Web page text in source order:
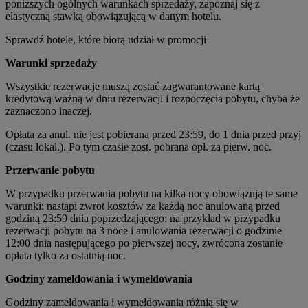
poniższych ogólnych warunkach sprzedaży, zapoznaj się z
elastyczną stawką obowiązującą w danym hotelu.
Sprawdź hotele, które biorą udział w promocji
Warunki sprzedaży
Wszystkie rezerwacje muszą zostać zagwarantowane kartą
kredytową ważną w dniu rezerwacji i rozpoczęcia pobytu, chyba że
zaznaczono inaczej.
Opłata za anul. nie jest pobierana przed 23:59, do 1 dnia przed przyj
(czasu lokal.). Po tym czasie zost. pobrana opł. za pierw. noc.
Przerwanie pobytu
W przypadku przerwania pobytu na kilka nocy obowiązują te same
warunki: nastąpi zwrot kosztów za każdą noc anulowaną przed
godziną 23:59 dnia poprzedzającego: na przykład w przypadku
rezerwacji pobytu na 3 noce i anulowania rezerwacji o godzinie
12:00 dnia następującego po pierwszej nocy, zwrócona zostanie
opłata tylko za ostatnią noc.
Godziny zameldowania i wymeldowania
Godziny zameldowania i wymeldowania różnią się w